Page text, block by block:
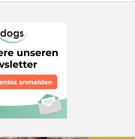
gut an der Leine, ist
und einem Garten.
Ersthund im Zuhause leben.
älter sein. Auch wenn
zur händeln ist, braucht
aus ihm ein toller
Kontakt auf. Gerne beantworte
0177 2954647
Alle Hunde sind bei
und reisen mit einem EU